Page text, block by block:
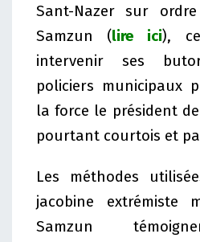
Sant-Nazer sur
Samzun (lire ici),
intervenir ses
policiers municipaux
la force le président
pourtant courtois et
Les méthodes
jacobine extrémiste
Samzun